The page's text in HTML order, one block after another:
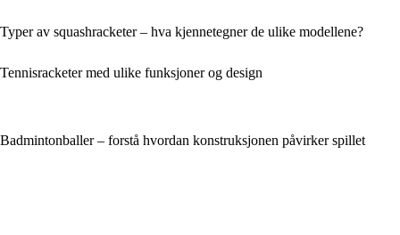
Typer av squashracketer – hva kjennetegner de ulike modellene?
Tennisracketer med ulike funksjoner og design
Badmintonballer – forstå hvordan konstruksjonen påvirker spillet